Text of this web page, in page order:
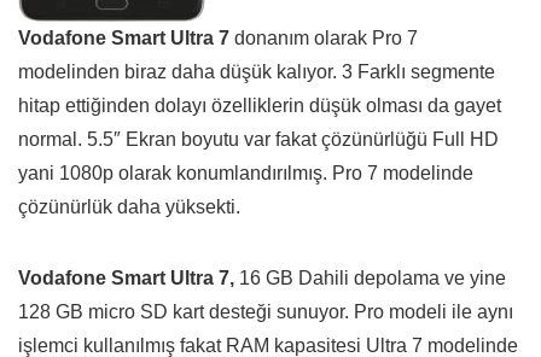
Vodafone Smart Ultra 7 donanım olarak Pro 7
modelinden biraz daha düşük kalıyor. 3 Farklı segmente
hitap ettiğinden dolayı özelliklerin düşük olması da gayet
normal. 5.5″ Ekran boyutu var fakat çözünürlüğü Full HD
yani 1080p olarak konumlandırılmış. Pro 7 modelinde
çözünürlük daha yüksekti.
Vodafone Smart Ultra 7, 16 GB Dahili depolama ve yine
128 GB micro SD kart desteği sunuyor. Pro modeli ile aynı
işlemci kullanılmış fakat RAM kapasitesi Ultra 7 modelinde